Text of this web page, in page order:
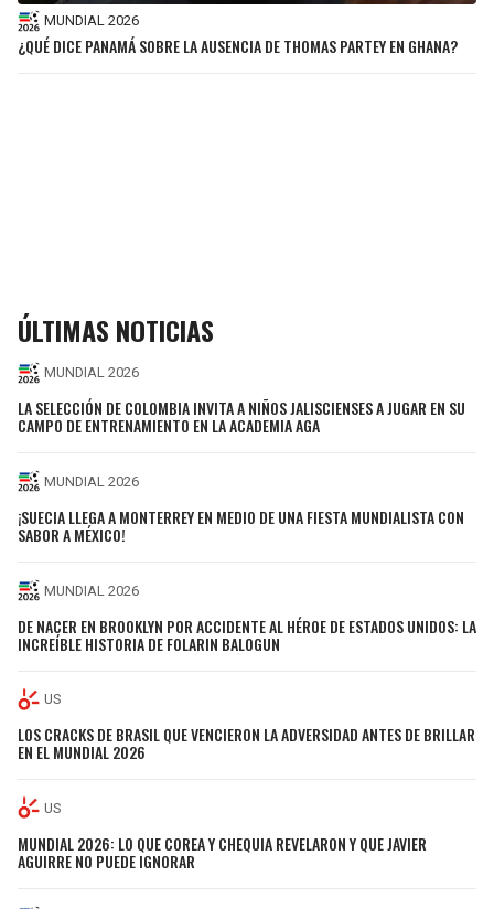
MUNDIAL 2026
¿QUÉ DICE PANAMÁ SOBRE LA AUSENCIA DE THOMAS PARTEY EN GHANA?
ÚLTIMAS NOTICIAS
MUNDIAL 2026
LA SELECCIÓN DE COLOMBIA INVITA A NIÑOS JALISCIENSES A JUGAR EN SU
CAMPO DE ENTRENAMIENTO EN LA ACADEMIA AGA
MUNDIAL 2026
¡SUECIA LLEGA A MONTERREY EN MEDIO DE UNA FIESTA MUNDIALISTA CON
SABOR A MÉXICO!
MUNDIAL 2026
DE NACER EN BROOKLYN POR ACCIDENTE AL HÉROE DE ESTADOS UNIDOS: LA
INCREÍBLE HISTORIA DE FOLARIN BALOGUN
US
LOS CRACKS DE BRASIL QUE VENCIERON LA ADVERSIDAD ANTES DE BRILLAR
EN EL MUNDIAL 2026
US
MUNDIAL 2026: LO QUE COREA Y CHEQUIA REVELARON Y QUE JAVIER
AGUIRRE NO PUEDE IGNORAR